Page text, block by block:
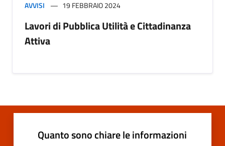
AVVISI 19 FEBBRAIO 2024
Lavori di Pubblica Utilità e Cittadinanza
Attiva
Quanto sono chiare le informazioni